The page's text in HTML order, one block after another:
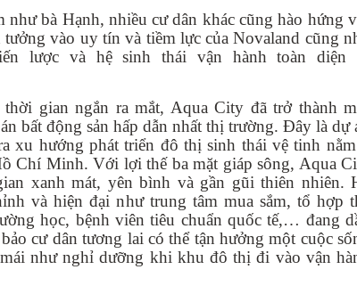
như bà Hạnh, nhiều cư dân khác cũng hào hứng
vào uy tín và tiềm lực của Novaland cũng
lược và hệ sinh thái vận hành toàn diện
gian ngắn ra mắt, Aqua City đã trở thành
bất động sản hấp dẫn nhất thị trường. Đây là dự
xu hướng phát triển đô thị sinh thái vệ tinh
Chí Minh. Với lợi thế ba mặt giáp sông, Aqua
xanh mát, yên bình và gần gũi thiên nhiên.
và hiện đại như trung tâm mua sắm, tổ hợp
học, bệnh viên tiêu chuẩn quốc tế,… đang
cư dân tương lai có thể tận hưởng một cuộc
như nghỉ dưỡng khi khu đô thị đi vào vận